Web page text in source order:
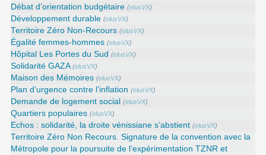
Débat d’orientation budgétaire (elusVX)
Développement durable (elusVX)
Territoire Zéro Non-Recours (elusVX)
Égalité femmes-hommes (elusVX)
Hôpital Les Portes du Sud (elusVX)
Solidarité GAZA (elusVX)
Maison des Mémoires (elusVX)
Plan d’urgence contre l’inflation (elusVX)
Demande de logement social (elusVX)
Quartiers populaires (elusVX)
Echos : solidarité, la droite vénissiane s’abstient (elusVX)
Territoire Zéro Non Recours. Signature de la convention avec la
Métropole pour la poursuite de l’expérimentation TZNR et